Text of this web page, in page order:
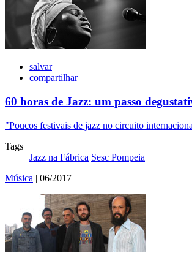
salvar
compartilhar
60 horas de Jazz: um passo
"Poucos festivais de jazz no circuito
Tags
Jazz na Fábrica Sesc Pompeia
Música | 06/2017